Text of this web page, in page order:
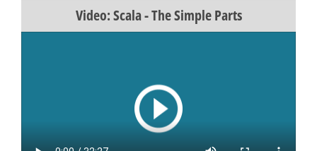
Video: Scala - The Simple Parts